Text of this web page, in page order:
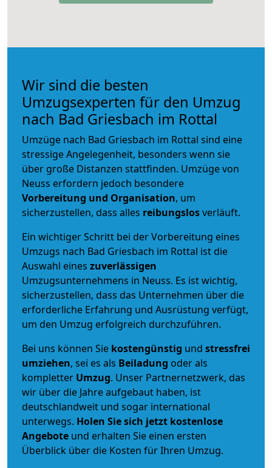
Wir sind die besten
Umzugsexperten für den Umzug
nach Bad Griesbach im Rottal
Umzüge nach Bad Griesbach im Rottal sind eine
stressige Angelegenheit, besonders wenn sie
über große Distanzen stattfinden. Umzüge von
Neuss erfordern jedoch besondere
Vorbereitung und Organisation, um
sicherzustellen, dass alles reibungslosverläuft.
Ein wichtiger Schritt bei der Vorbereitung eines
Umzugs nach Bad Griesbach im Rottal ist die
Auswahl eines zuverlässigen
Umzugsunternehmens in Neuss. Es ist wichtig,
sicherzustellen, dass das Unternehmen über die
erforderliche Erfahrung und Ausrüstung verfügt,
um den Umzug erfolgreich durchzuführen.
Bei uns können Sie kostengünstig und stressfrei
umziehen, sei es als Beiladung oder als
kompletter Umzug. Unser Partnernetzwerk, das
wir über die Jahre aufgebaut haben, ist
deutschlandweit und sogar international
unterwegs. Holen Sie sich jetzt kostenlose
Angebote und erhalten Sie einen ersten
Überblick über die Kosten für Ihren Umzug.